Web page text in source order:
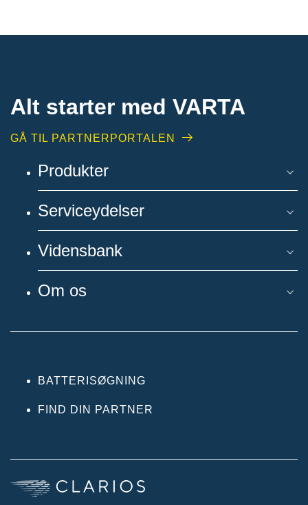
Alt starter med VARTA​
GÅ TIL PARTNERPORTALEN
Produkter
Serviceydelser
Vidensbank
Om os
BATTERISØGNING
FIND DIN PARTNER